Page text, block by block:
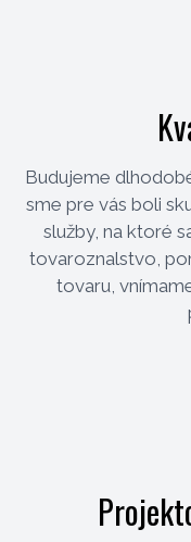
Budujeme
sme pre vás boli
služby, na ktoré
tovaroznalstvo,
tovaru,